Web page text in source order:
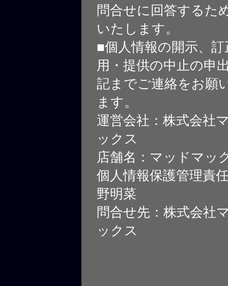
問合せに回答するた
いたします。
■個人情報の開示、
用・提供の中止の申
記までご連絡をお願
ます。
運営会社：株式会社
ックス
店舗名：マッドマッ
個人情報保護管理責
野明菜
問合せ先：株式会社
ックス